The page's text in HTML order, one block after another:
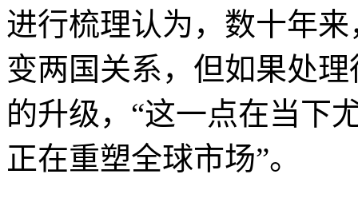
进行梳理认为，数十年
变两国关系，但如果处
的升级，“这一点在当下
正在重塑全球市场”。